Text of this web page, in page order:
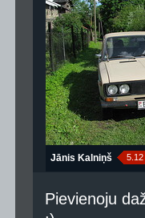
Jānis Kalniņš 5.12
Pievienoju